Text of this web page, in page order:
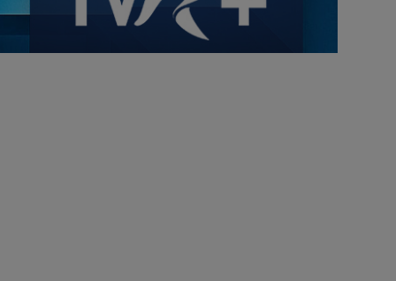
Anda Călugăreanu cu „N-am
noroc” – a cincea cea mai votată